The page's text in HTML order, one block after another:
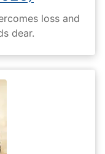
loss and
dear.